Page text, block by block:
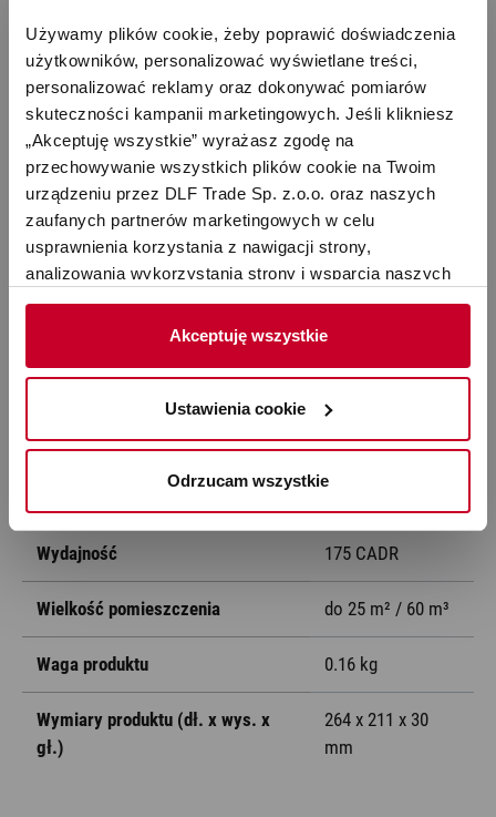
Używamy plików cookie, żeby poprawić doświadczenia
użytkowników, personalizować wyświetlane treści,
personalizować reklamy oraz dokonywać pomiarów
skuteczności kampanii marketingowych. Jeśli klikniesz
„Akceptuję wszystkie” wyrażasz zgodę na
przechowywanie wszystkich plików cookie na Twoim
urządzeniu przez DLF Trade Sp. z.o.o. oraz naszych
zaufanych partnerów marketingowych w celu
usprawnienia korzystania z nawigacji strony,
analizowania wykorzystania strony i wsparcia naszych
działań marketingowych. Możesz też zarządzać nimi
samodzielnie poprzez wybranie opcji „Ustawienia
prywatności. W związku z korzystaniem z cookies w
celu personalizacji reklam i dokonywania pomiarów
skuteczności kampanii marketingowych, dane mogą być
Akceptuję wszystkie
Ustawienia cookie
Odrzucam wszystkie
Odpowiedni dla alergików
Filtr Lukas HEPA oczyszcza również powietrze z pyłków, kurzu
domowego i sierści zwierząt. Korzystanie z opcjonalnego filtra
HEPA jest zatem szczególnie polecane dla osób cierpiących z
powodu alergii.
Prosta instalacja
Wkładanie filtra HEPA jest bardzo proste: wystarczy zdjąć
Dane techniczne
Wydajność 175 CADR
Wielkość pomieszczenia do 25 m² / 60 m³
Waga produktu 0.16 kg
Wymiary produktu (dł. x wys. x
gł.)
264 x 211 x 30
mm